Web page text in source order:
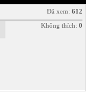
Đã xem: 612
Không thích: 0